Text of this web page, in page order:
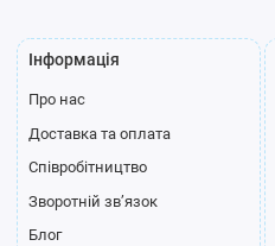
Інформація
Про нас
Доставка та оплата
Співробітництво
Зворотній зв’язок
Блог